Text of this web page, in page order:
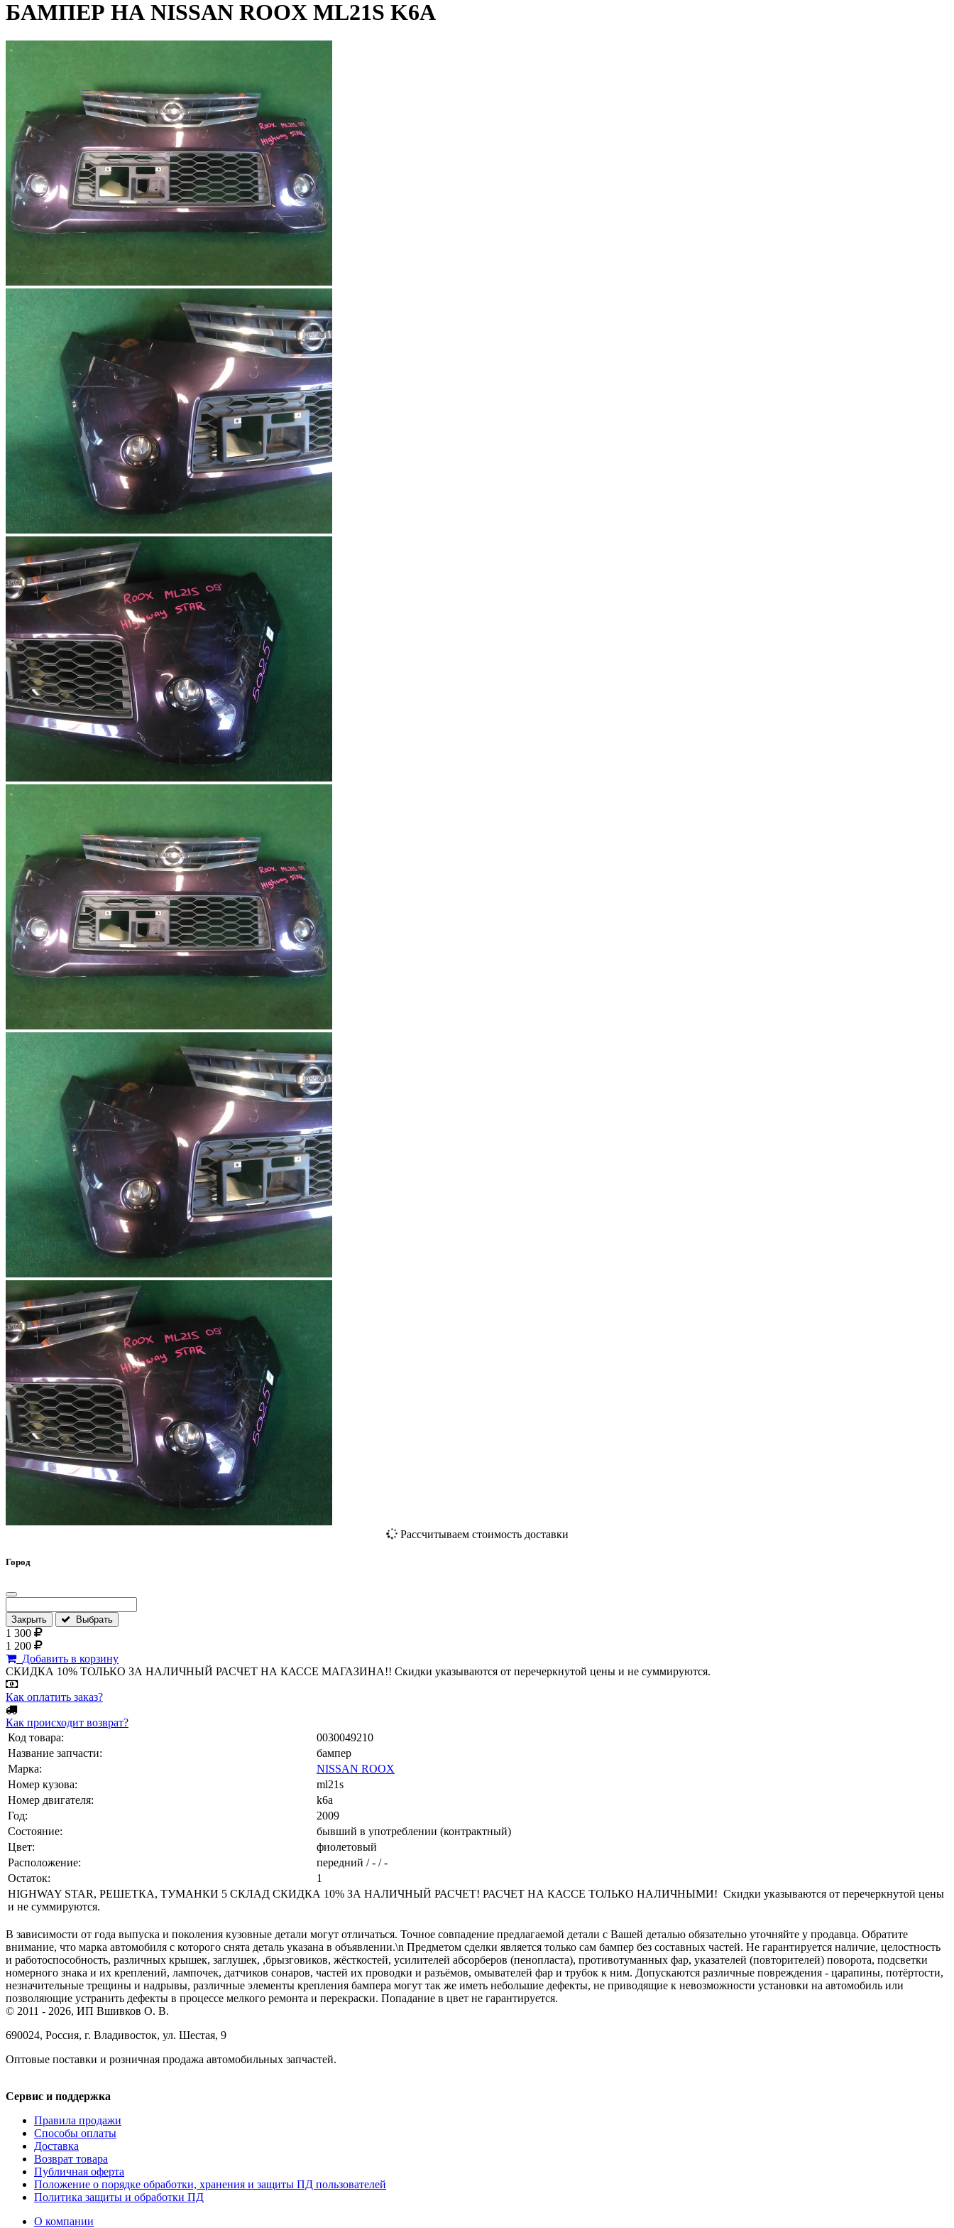
БАМПЕР НА NISSAN ROOX ML21S K6A
Рассчитываем стоимость доставки
Город
Закрыть Выбрать
1 300
1 200
Добавить в корзину
СКИДКА 10% ТОЛЬКО ЗА НАЛИЧНЫЙ РАСЧЕТ НА КАССЕ МАГАЗИНА!! Скидки указываются от перечеркнутой цены и не суммируются.
Как оплатить заказ?
Как происходит возврат?
Код товара:
0030049210
Название запчасти:
бампер
Марка:
NISSAN ROOX
Номер кузова:
ml21s
Номер двигателя:
k6a
Год:
2009
Состояние:
бывший в употреблении (контрактный)
Цвет:
фиолетовый
Расположение:
передний / - / -
Остаток:
1
HIGHWAY STAR, РЕШЕТКА, ТУМАНКИ 5 СКЛАД СКИДКА 10% ЗА НАЛИЧНЫЙ РАСЧЕТ! РАСЧЕТ НА КАССЕ ТОЛЬКО НАЛИЧНЫМИ! Скидки указываются от перечеркнутой цены
и не суммируются.
В зависимости от года выпуска и поколения кузовные детали могут отличаться. Точное совпадение предлагаемой детали с Вашей деталью обязательно уточняйте у продавца. Обратите
внимание, что марка автомобиля с которого снята деталь указана в объявлении.\n Предметом сделки является только сам бампер без составных частей. Не гарантируется наличие, целостность
и работоспособность, различных крышек, заглушек, ,брызговиков, жёсткостей, усилителей абсорберов (пенопласта), противотуманных фар, указателей (повторителей) поворота, подсветки
номерного знака и их креплений, лампочек, датчиков сонаров, частей их проводки и разъёмов, омывателей фар и трубок к ним. Допускаются различные повреждения - царапины, потёртости,
незначительные трещины и надрывы, различные элементы крепления бампера могут так же иметь небольшие дефекты, не приводящие к невозможности установки на автомобиль или
позволяющие устранить дефекты в процессе мелкого ремонта и перекраски. Попадание в цвет не гарантируется.
© 2011 - 2026, ИП Вшивков О. В.
690024, Россия, г. Владивосток, ул. Шестая, 9
Оптовые поставки и розничная продажа автомобильных запчастей.
Сервис и поддержка
Правила продажи
Способы оплаты
Доставка
Возврат товара
Публичная оферта
Положение о порядке обработки, хранения и защиты ПД пользователей
Политика защиты и обработки ПД
О компании